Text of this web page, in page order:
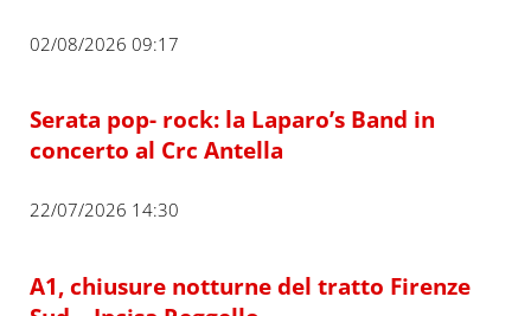
02/08/2026 09:17
Serata pop- rock: la Laparo’s Band in
concerto al Crc Antella
22/07/2026 14:30
A1, chiusure notturne del tratto Firenze